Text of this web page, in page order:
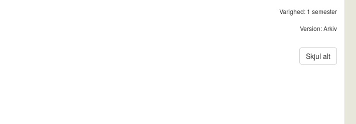
Varighed: 1 semester
Version: Arkiv
Skjul alt